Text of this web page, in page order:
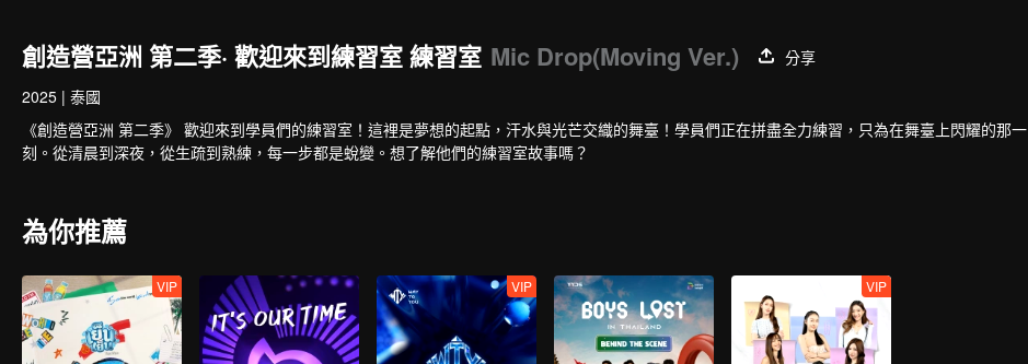
創造營亞洲 第二季· 歡迎來到練習室 練習室 Mic Drop(Moving Ver.)
分享
2025 | 泰國
《創造營亞洲 第二季》 歡迎來到學員們的練習室！這裡是夢想的起點，汗水與光芒交織的舞臺！學員們正在拼盡全力練習，只為在舞臺上閃耀的那一
刻。從清晨到深夜，從生疏到熟練，每一步都是蛻變。想了解他們的練習室故事嗎？
為你推薦
VIP VIP VIP